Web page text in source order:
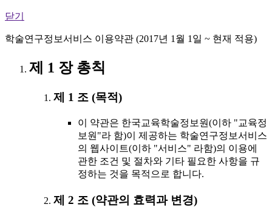
닫기
학술연구정보서비스 이용약관 (2017년 1월 1일 ~ 현재 적용)
제 1 장 총칙
제 1 조 (목적)
이 약관은 한국교육학술정보원(이하 "교육정
보원"라 함)이 제공하는 학술연구정보서비스
의 웹사이트(이하 "서비스" 라함)의 이용에
관한 조건 및 절차와 기타 필요한 사항을 규
정하는 것을 목적으로 합니다.
제 2 조 (약관의 효력과 변경)